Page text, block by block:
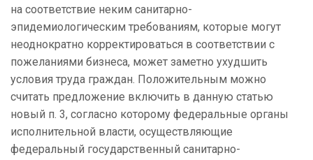
на соответствие неким санитарно-
эпидемиологическим требованиям, которые могут
неоднократно корректироваться в соответствии с
пожеланиями бизнеса, может заметно ухудшить
условия труда граждан. Положительным можно
считать предложение включить в данную статью
новый п. 3, согласно которому федеральные органы
исполнительной власти, осуществляющие
федеральный государственный санитарно-